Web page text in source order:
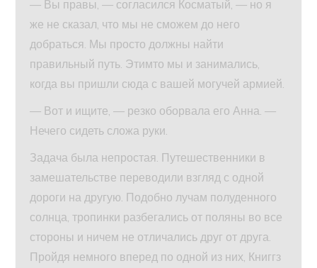
— Вы правы, — согласился Косматый, — но я
же не сказал, что мы не сможем до него
добраться. Мы просто должны найти
правильный путь. Этимто мы и занимались,
когда вы пришли сюда с вашей могучей армией.
— Вот и ищите, — резко оборвала его Анна. —
Нечего сидеть сложа руки.
Задача была непростая. Путешественники в
замешательстве переводили взгляд с одной
дороги на другую. Подобно лучам полуденного
солнца, тропинки разбегались от поляны во все
стороны и ничем не отличались друг от друга.
Пройдя немного вперед по одной из них, Книггз